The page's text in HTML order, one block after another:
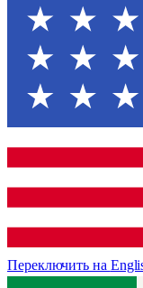
Переключить на